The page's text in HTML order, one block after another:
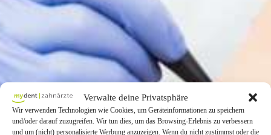
Verwalte deine Privatsphäre
Wir verwenden Technologien wie Cookies, um Geräteinformationen zu speichern
und/oder darauf zuzugreifen. Wir tun dies, um das Browsing-Erlebnis zu verbessern
und um (nicht) personalisierte Werbung anzuzeigen. Wenn du nicht zustimmst oder die